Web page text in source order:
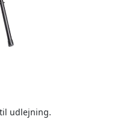
udlejning.